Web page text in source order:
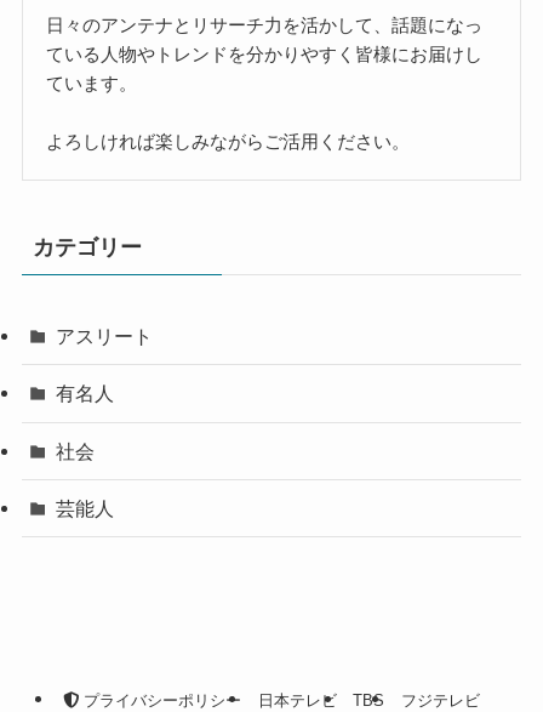
日々のアンテナとリサーチ力を活かして、話題になっ
ている人物やトレンドを分かりやすく皆様にお届けし
ています。
よろしければ楽しみながらご活用ください。
カテゴリー
アスリート
有名人
社会
芸能人
プライバシーポリシー 日本テレビ TBS フジテレビ